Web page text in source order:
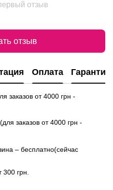
отзыв
отзыв
Оплата Гарантия
заказов от 4000 грн -
заказов от 4000 грн -
– бесплатно(сейчас
300 грн.